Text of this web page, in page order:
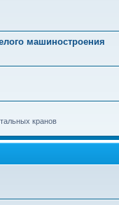
машиностроения
кранов